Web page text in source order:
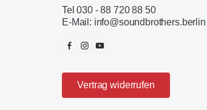
Tel 030 - 88 720 88 50
E-Mail: info@soundbrothers.berlin
Vertrag widerrufen